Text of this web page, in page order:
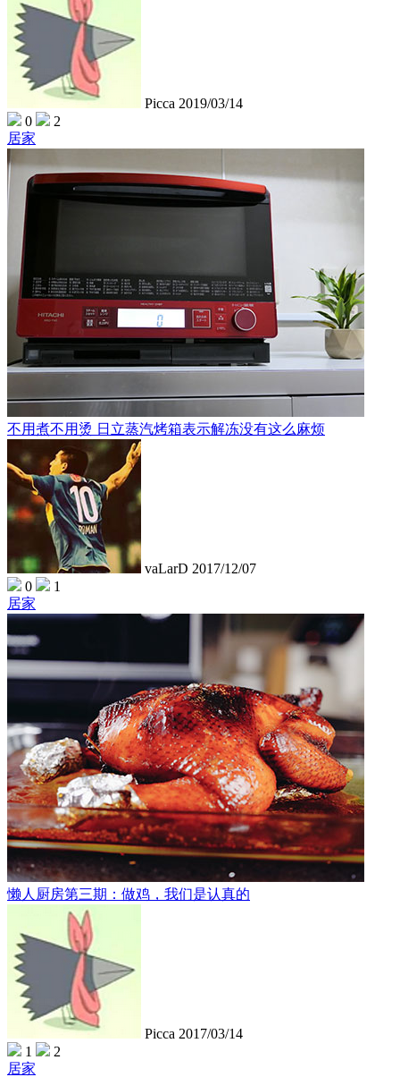
Picca 2019/03/14
0
2
居家
不用煮不用烫 日立蒸汽烤箱表示解冻没有这么麻烦
vaLarD 2017/12/07
0
1
居家
懒人厨房第三期：做鸡，我们是认真的
Picca 2017/03/14
1
2
居家